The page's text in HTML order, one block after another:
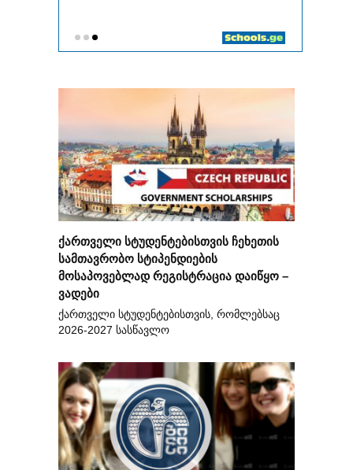
ქართველი სტუდენტებისთვის ჩეხეთის
სამთავრობო სტიპენდიების
მოსაპოვებლად რეგისტრაცია დაიწყო –
ვადები
ქართველი სტუდენტებისთვის, რომლებსაც
2026-2027 სასწავლო